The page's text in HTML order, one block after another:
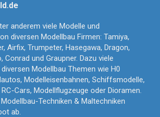
anderem viele Modelle und
diversen Modellbau Firmen: Tamiya,
Airfix, Trumpeter, Hasegawa, Dragon,
Conrad und Graupner. Dazu viele
Modellbau Themen wie H0
Modelleisenbahnen, Schiffsmodelle,
Cars, Modellflugzeuge oder Dioramen.
Techniken & Maltechniken
ab.